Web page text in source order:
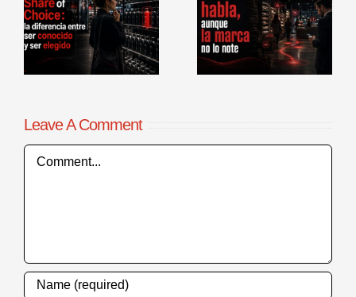
habla, aunque
la marca no lo
note
de procesos
comerciales en
punto de venta
Leave A Comment
Comment